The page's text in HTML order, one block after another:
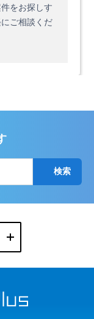
をお探しす
ご相談くだ